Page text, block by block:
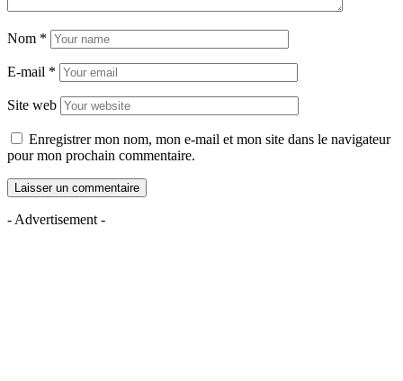
Nom *
E-mail *
Site web
Enregistrer mon nom, mon e-mail et mon site dans le navigateur
pour mon prochain commentaire.
- Advertisement -